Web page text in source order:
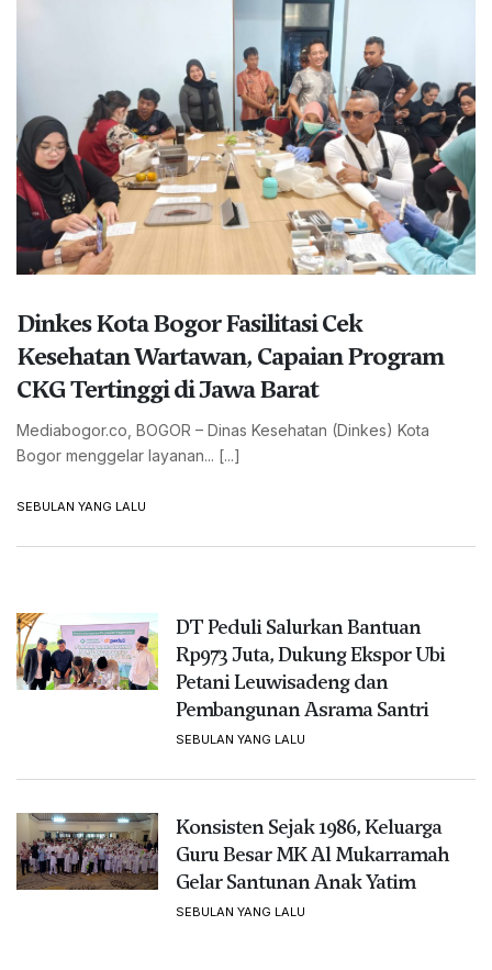
Dinkes Kota Bogor Fasilitasi Cek
Kesehatan Wartawan, Capaian Program
CKG Tertinggi di Jawa Barat
Mediabogor.co, BOGOR – Dinas Kesehatan (Dinkes) Kota
Bogor menggelar layanan... [...]
SEBULAN YANG LALU
DT Peduli Salurkan Bantuan
Rp973 Juta, Dukung Ekspor Ubi
Petani Leuwisadeng dan
Pembangunan Asrama Santri
SEBULAN YANG LALU
Konsisten Sejak 1986, Keluarga
Guru Besar MK Al Mukarramah
Gelar Santunan Anak Yatim
SEBULAN YANG LALU